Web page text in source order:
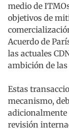
medio de
objetivos de
Acuerdo de
las actuales
ambición de las
Estas
mecanismo,
revisión